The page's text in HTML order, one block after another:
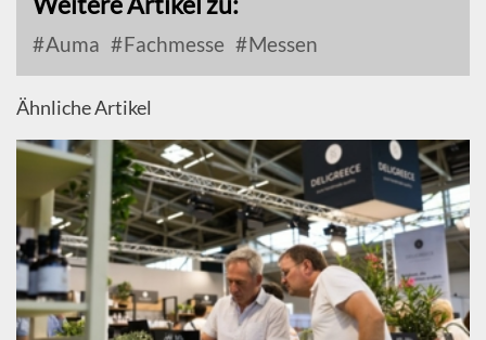
Auma Fachmesse Messen
Ähnliche Artikel